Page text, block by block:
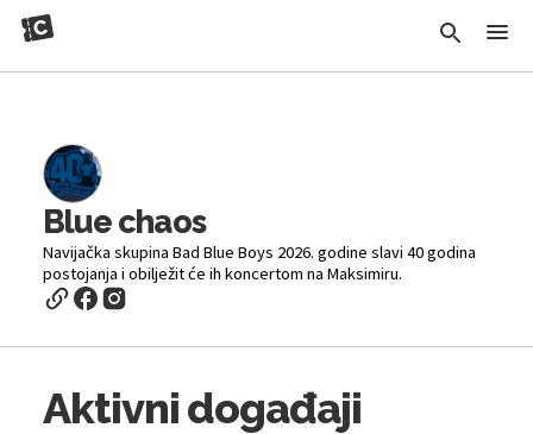
Blue chaos
Navijačka skupina Bad Blue Boys 2026. godine slavi 40 godina
postojanja i obilježit će ih koncertom na Maksimiru.
Aktivni događaji